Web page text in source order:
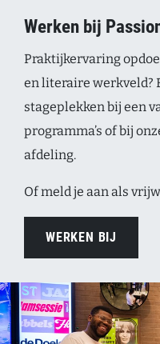
Werken bij
Praktijkervaring
en literaire werkveld?
stageplekken bij een
programma’s of bij
afdeling.
Of meld je aan als
WERKEN BIJ